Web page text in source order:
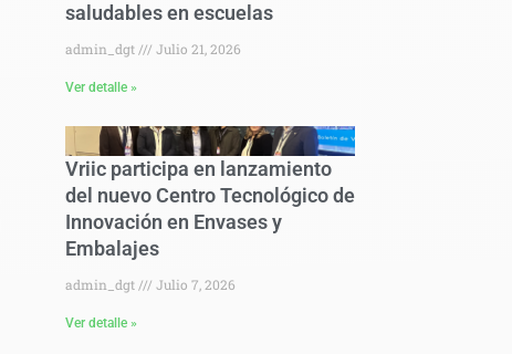
saludables en escuelas
admin_dgt Julio 21, 2026
Ver detalle »
Vriic participa en lanzamiento
del nuevo Centro Tecnológico de
Innovación en Envases y
Embalajes
admin_dgt Julio 7, 2026
Ver detalle »